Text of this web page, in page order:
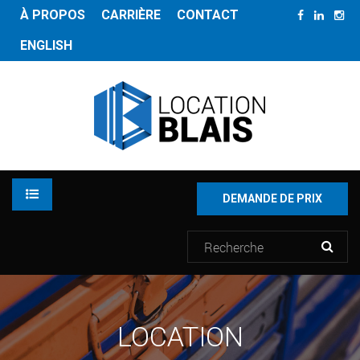
À PROPOS CARRIÈRE
CONTACT
ENGLISH
LOCATION
INVENTAIRE
DEMANDE DE PRIX
LOCATION